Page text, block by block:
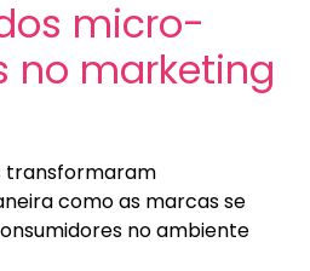
micro-
no marketing
transformaram
como as marcas se
no ambiente